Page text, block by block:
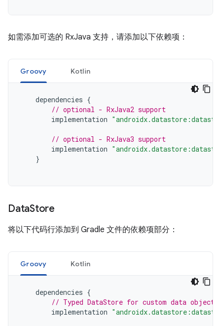
如需添加可选的 RxJava 支持，请添加以下依赖项：
Groovy Kotlin
dependencies {
// optional - RxJava2 support
implementation
// optional - RxJava3 support
implementation
}
DataStore
将以下代码行添加到 Gradle 文件的依赖项部分：
Groovy Kotlin
dependencies {
// Typed DataStore for custom data
implementation